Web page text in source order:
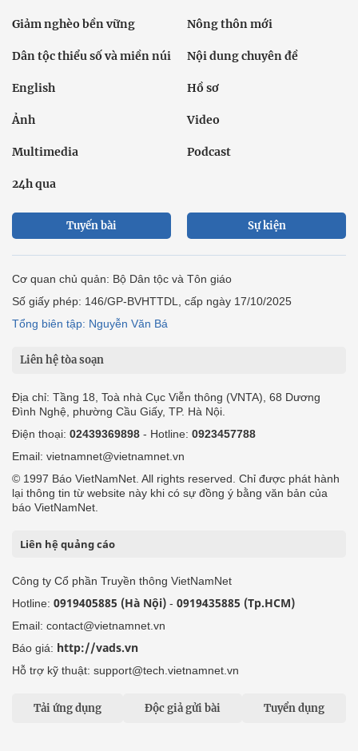
Giảm nghèo bền vững Nông thôn mới
Dân tộc thiểu số và miền núi Nội dung chuyên đề
English Hồ sơ
Ảnh Video
Multimedia Podcast
24h qua
Tuyến bài Sự kiện
Cơ quan chủ quản: Bộ Dân tộc và Tôn giáo
Số giấy phép: 146/GP-BVHTTDL, cấp ngày 17/10/2025
Tổng biên tập: Nguyễn Văn Bá
Liên hệ tòa soạn
Địa chỉ: Tầng 18, Toà nhà Cục Viễn thông (VNTA), 68 Dương
Đình Nghệ, phường Cầu Giấy, TP. Hà Nội.
Điện thoại: 02439369898 - Hotline: 0923457788
Email: vietnamnet@vietnamnet.vn
© 1997 Báo VietNamNet. All rights reserved. Chỉ được phát hành
lại thông tin từ website này khi có sự đồng ý bằng văn bản của
báo VietNamNet.
Liên hệ quảng cáo
Công ty Cổ phần Truyền thông VietNamNet
Hotline: 0919405885 (Hà Nội) - 0919435885 (Tp.HCM)
Email: contact@vietnamnet.vn
Báo giá: http://vads.vn
Hỗ trợ kỹ thuật: support@tech.vietnamnet.vn
Tải ứng dụng Độc giả gửi bài Tuyển dụng